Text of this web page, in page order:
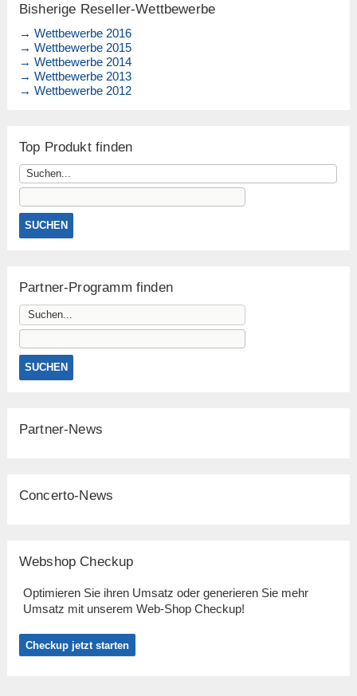
Bisherige Reseller-Wettbewerbe
→ Wettbewerbe 2016
→ Wettbewerbe 2015
→ Wettbewerbe 2014
→ Wettbewerbe 2013
→ Wettbewerbe 2012
Top Produkt finden
Partner-Programm finden
Partner-News
Concerto-News
Webshop Checkup
Optimieren Sie ihren Umsatz oder generieren Sie mehr
Umsatz mit unserem Web-Shop Checkup!
Checkup jetzt starten